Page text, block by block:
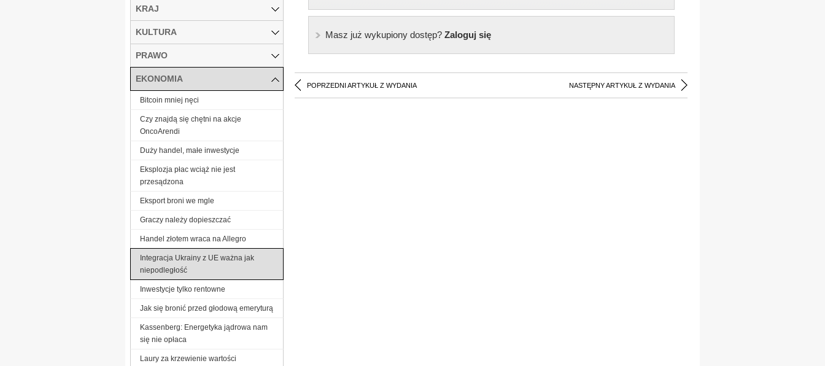
Masz już wykupiony dostęp?Zaloguj się
POPRZEDNI ARTYKUŁ Z WYDANIA NASTĘPNY ARTYKUŁ Z WYDANIA
KRAJ
KULTURA
PRAWO
EKONOMIA
Bitcoin mniej nęci
Czy znajdą się chętni na akcje
OncoArendi
Duży handel, małe inwestycje
Eksplozja płac wciąż nie jest
przesądzona
Eksport broni we mgle
Graczy należy dopieszczać
Handel złotem wraca na Allegro
Integracja Ukrainy z UE ważna jak
niepodległość
Inwestycje tylko rentowne
Jak się bronić przed głodową emeryturą
Kassenberg: Energetyka jądrowa nam
się nie opłaca
Laury za krzewienie wartości